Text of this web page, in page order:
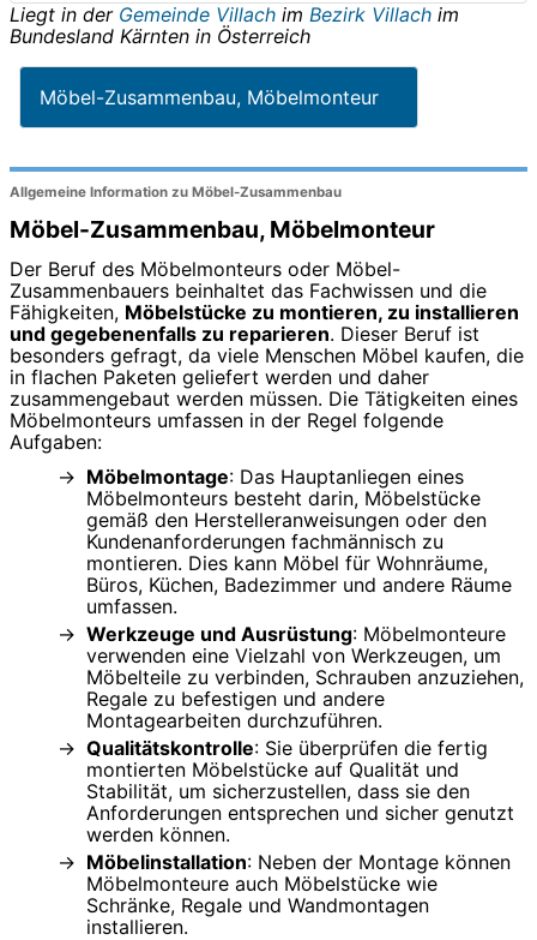
Liegt in der Gemeinde Villach im Bezirk Villach im
Bundesland Kärnten in Österreich
Möbel-Zusammenbau, Möbelmonteur
Allgemeine Information zu Möbel-Zusammenbau
Möbel-Zusammenbau, Möbelmonteur
Der Beruf des Möbelmonteurs oder Möbel-
Zusammenbauers beinhaltet das Fachwissen und die
Fähigkeiten, Möbelstücke zu montieren, zu installieren
und gegebenenfalls zu reparieren. Dieser Beruf ist
besonders gefragt, da viele Menschen Möbel kaufen, die
in flachen Paketen geliefert werden und daher
zusammengebaut werden müssen. Die Tätigkeiten eines
Möbelmonteurs umfassen in der Regel folgende
Aufgaben:
Möbelmontage: Das Hauptanliegen eines
Möbelmonteurs besteht darin, Möbelstücke
gemäß den Herstelleranweisungen oder den
Kundenanforderungen fachmännisch zu
montieren. Dies kann Möbel für Wohnräume,
Büros, Küchen, Badezimmer und andere Räume
umfassen.
Werkzeuge und Ausrüstung: Möbelmonteure
verwenden eine Vielzahl von Werkzeugen, um
Möbelteile zu verbinden, Schrauben anzuziehen,
Regale zu befestigen und andere
Montagearbeiten durchzuführen.
Qualitätskontrolle: Sie überprüfen die fertig
montierten Möbelstücke auf Qualität und
Stabilität, um sicherzustellen, dass sie den
Anforderungen entsprechen und sicher genutzt
werden können.
Möbelinstallation: Neben der Montage können
Möbelmonteure auch Möbelstücke wie
Schränke, Regale und Wandmontagen
installieren.